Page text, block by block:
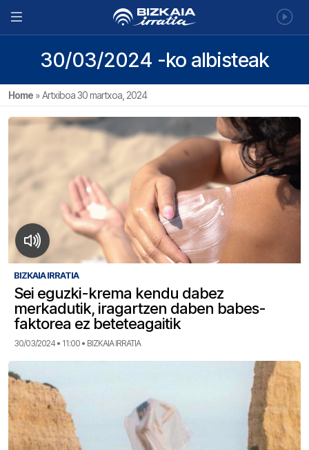
30/03/2024 -ko albisteak
Home »Artxiboa 30 martxoa, 2024
BIZKAIA IRRATIA
Sei eguzki-krema kendu dabez
merkadutik, iragartzen daben babes-
faktorea ez beteteagaitik
30/03/2024 • 11:00 • BIZKAIA IRRATIA